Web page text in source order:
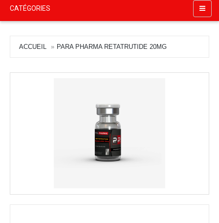
CATÉGORIES
ACCUEIL PARA PHARMA RETATRUTIDE 20MG